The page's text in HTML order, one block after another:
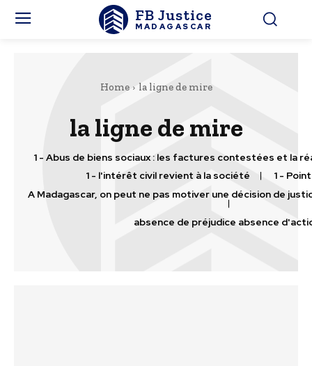
FB Justice
MADAGASCAR
Home la ligne de mire
la ligne de mire
1 - Abus de biens sociaux : les factures contestées et la
1 - l'intérêt civil revient à la société
1 -
A Madagascar, on peut ne pas motiver une décision de
absence de préjudice absence